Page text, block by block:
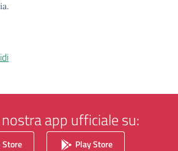
nostra app ufficiale su:
Store Play Store